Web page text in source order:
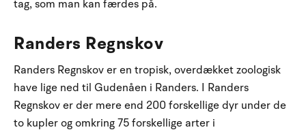
tag, som man kan færdes på.
Randers Regnskov
Randers Regnskov er en tropisk, overdækket zoologisk
have lige ned til Gudenåen i Randers. I Randers
Regnskov er der mere end 200 forskellige dyr under de
to kupler og omkring 75 forskellige arter i